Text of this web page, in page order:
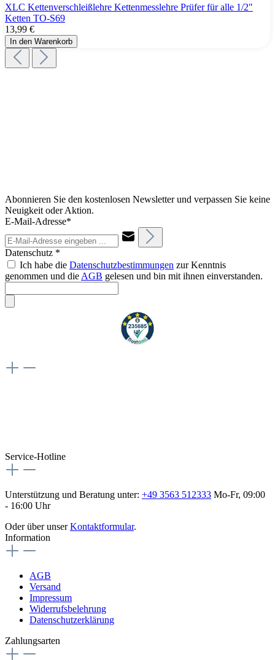
XLC Kettenverschleißlehre Kettenmesslehre Prüfer für alle 1/2"
Ketten TO-S69
13,99 €
In den Warenkorb
Abonnieren Sie den kostenlosen Newsletter und verpassen Sie keine
Neuigkeit oder Aktion.
E-Mail-Adresse*
Datenschutz *
Ich habe die Datenschutzbestimmungen zur Kenntnis
genommen und die AGB gelesen und bin mit ihnen einverstanden.
Service-Hotline
Unterstützung und Beratung unter: +49 3563 512333 Mo-Fr, 09:00
- 16:00 Uhr
Oder über unserKontaktformular.
Information
AGB
Versand
Impressum
Widerrufsbelehrung
Datenschutzerklärung
Zahlungsarten